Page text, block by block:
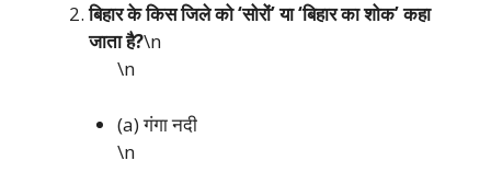
बिहार के किस जिले को ‘सोरों’ या ‘बिहार का शोक’ कहा
जाता है?\n
\n
(a) गंगा नदी
\n